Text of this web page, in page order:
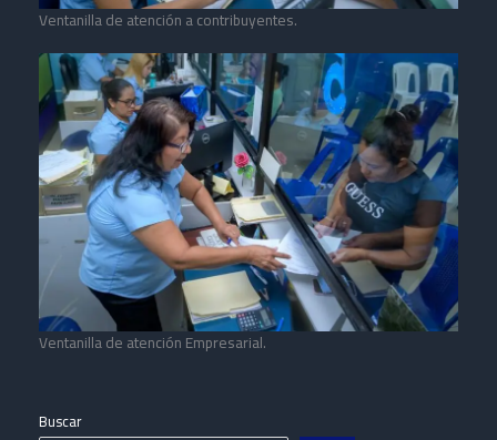
Ventanilla de atención a contribuyentes.
Ventanilla de atención Empresarial.
Buscar